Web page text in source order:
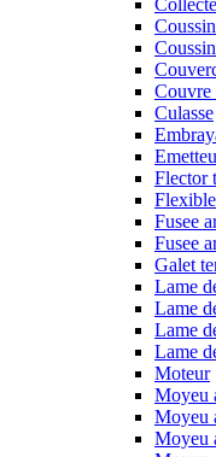
Couvre
Culasse
Flector
Fusee
Fusee
Galet
Lame
Lame
Lame
Lame
Moteur
Moyeu
Moyeu
Moyeu